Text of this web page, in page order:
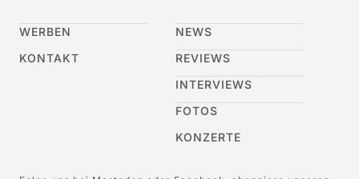
WERBEN
KONTAKT
NEWS
REVIEWS
INTERVIEWS
FOTOS
KONZERTE